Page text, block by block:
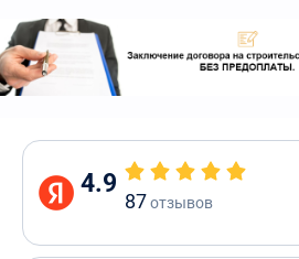
4.9
87отзывов